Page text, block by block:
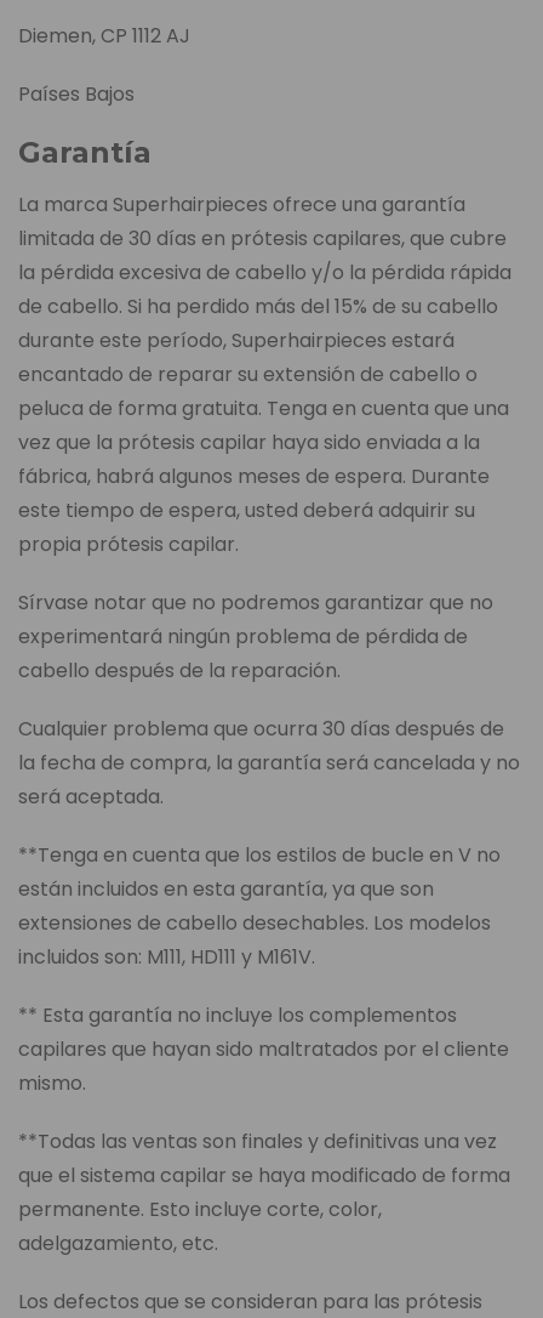
Diemen, CP 1112 AJ
Países Bajos
Garantía
La marca Superhairpieces ofrece una garantía
limitada de 30 días en prótesis capilares, que cubre
la pérdida excesiva de cabello y/o la pérdida rápida
de cabello. Si ha perdido más del 15% de su cabello
durante este período, Superhairpieces estará
encantado de reparar su extensión de cabello o
peluca de forma gratuita. Tenga en cuenta que una
vez que la prótesis capilar haya sido enviada a la
fábrica, habrá algunos meses de espera. Durante
este tiempo de espera, usted deberá adquirir su
propia prótesis capilar.
Sírvase notar que no podremos garantizar que no
experimentará ningún problema de pérdida de
cabello después de la reparación.
Cualquier problema que ocurra 30 días después de
la fecha de compra, la garantía será cancelada y no
será aceptada.
**Tenga en cuenta que los estilos de bucle en V no
están incluidos en esta garantía, ya que son
extensiones de cabello desechables. Los modelos
incluidos son: M111, HD111 y M161V.
** Esta garantía no incluye los complementos
capilares que hayan sido maltratados por el cliente
mismo.
**Todas las ventas son finales y definitivas una vez
que el sistema capilar se haya modificado de forma
permanente. Esto incluye corte, color,
adelgazamiento, etc.
Los defectos que se consideran para las prótesis